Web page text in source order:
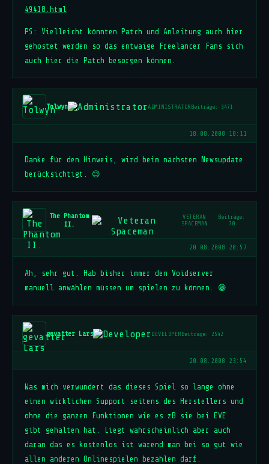
49418.html
PS: Vielleicht könnten Patch und Anleitung auch hier
gehostet werden so das entwaige Freelancer Fans sich
auch hier die Patch besorgen können.
Tolwyn ADMINISTRATORBeiträge: 3471
18.08.2008 18:11
Danke für den Hinweis, wird beim nächsten Newsupdate
berücksichtigt. 😉
The Phantom
II.
VETERAN
SPACEMAN
Beiträge:
70
20.08.2008 20:57
Ah, sehr gut. Hab bisher immer den Voidserver
manuell anwählen müssen um spielen zu können. 😁
gevatter Lars DEVELOPERBeiträge: 2542
20.08.2008 23:54
Was mich verwundert das dieses Spiel so lange ohne
einen wirklichen Support seitens des Herstellers und
ohne die ganzen Funktionen wie es zB sie bei EVE
gibt gehalten hat. Liegt wahrscheinlich aber auch
daran das es kostenlos ist wärend man bei so gut wie
allen anderen Onlinespielen bezahlen darf.